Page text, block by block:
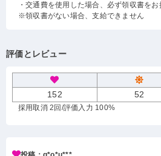
・交通費を使用した場合、必ず領収書をお
※領収書がない場合、支給できません
評価とレビュー
152 52
採用取消 2回 /評価入力 100%